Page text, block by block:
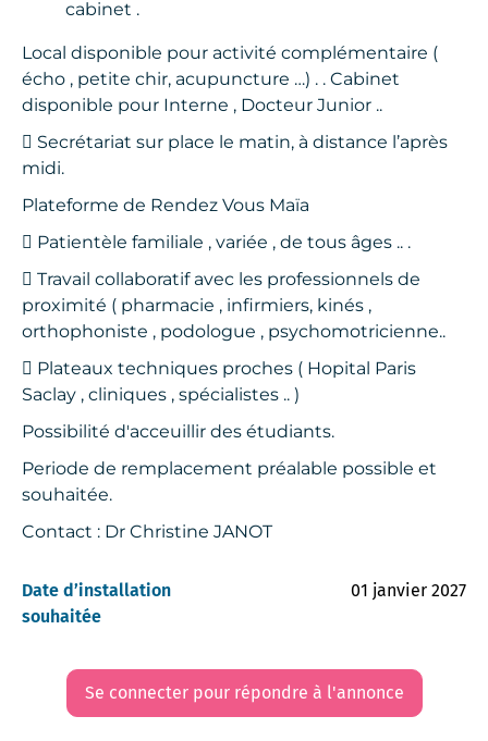
cabinet .
Local disponible pour activité complémentaire (
écho , petite chir, acupuncture …) . . Cabinet
disponible pour Interne , Docteur Junior ..
 Secrétariat sur place le matin, à distance l’après
midi.
Plateforme de Rendez Vous Maïa
 Patientèle familiale , variée , de tous âges .. .
 Travail collaboratif avec les professionnels de
proximité ( pharmacie , infirmiers, kinés ,
orthophoniste , podologue , psychomotricienne..
 Plateaux techniques proches ( Hopital Paris
Saclay , cliniques , spécialistes .. )
Possibilité d'acceuillir des étudiants.
Periode de remplacement préalable possible et
souhaitée.
Contact : Dr Christine JANOT
Date d’installation
souhaitée
01 janvier 2027
Se connecter pour répondre à l'annonce